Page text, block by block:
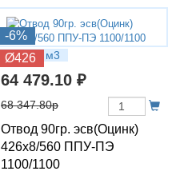
-6%
Ø426
229 кг / м3
64 479.10 ₽
68 347.80р
Отвод 90гр. эсв(Оцинк)
426х8/560 ППУ-ПЭ
1100/1100